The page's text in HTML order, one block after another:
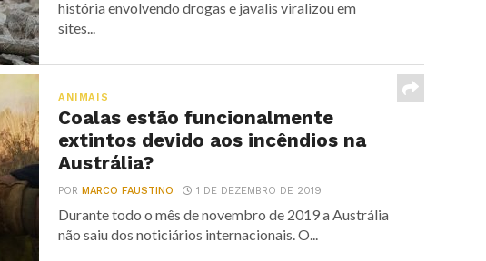
história envolvendo drogas e javalis viralizou em
sites...
ANIMAIS
Coalas estão funcionalmente
extintos devido aos incêndios na
Austrália?
PORMARCO FAUSTINO 1 DE DEZEMBRO DE 2019
Durante todo o mês de novembro de 2019 a Austrália
não saiu dos noticiários internacionais. O...